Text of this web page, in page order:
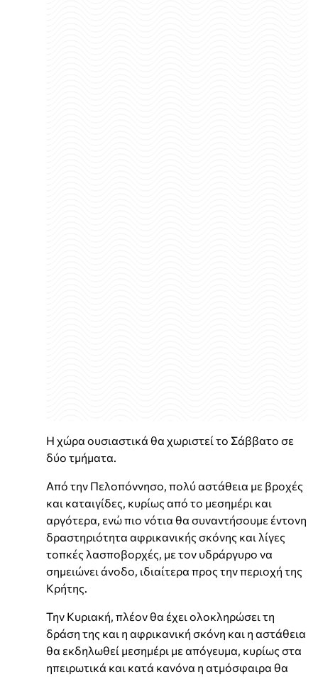
Η χώρα ουσιαστικά θα χωριστεί το Σάββατο σε
δύο τμήματα.
Από την Πελοπόννησο, πολύ αστάθεια με βροχές
και καταιγίδες, κυρίως από το μεσημέρι και
αργότερα, ενώ πιο νότια θα συναντήσουμε έντονη
δραστηριότητα αφρικανικής σκόνης και λίγες
τοπκές λασποβορχές, με τον υδράργυρο να
σημειώνει άνοδο, ιδιαίτερα προς την περιοχή της
Κρήτης.
Την Κυριακή, πλέον θα έχει ολοκληρώσει τη
δράση της και η αφρικανική σκόνη και η αστάθεια
θα εκδηλωθεί μεσημέρι με απόγευμα, κυρίως στα
ηπειρωτικά και κατά κανόνα η ατμόσφαιρα θα